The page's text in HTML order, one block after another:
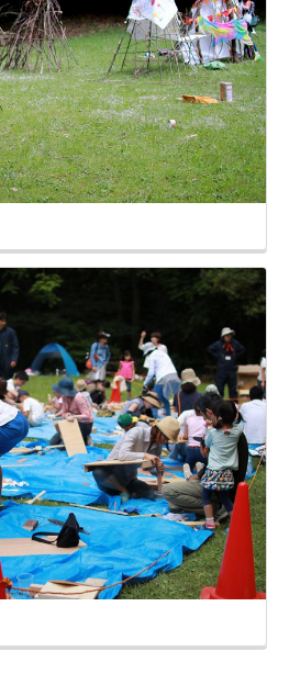
で開催しました！
民の森で開催しました！
電の森で開催しました！
園で開催しました！
開催しました！
公園で開催しました！
で開催しました！
にでの開催は中止とさせていた
で開催しました！
＆吉野ヶ里で開催しました！